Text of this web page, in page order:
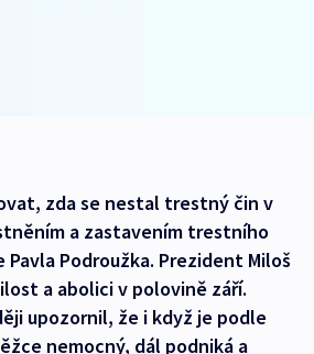
zda se nestal trestný čin v
a zastavením trestního
Podroužka. Prezident Miloš
a abolici v polovině září.
upozornil, že i když je podle
nemocný, dál podniká a